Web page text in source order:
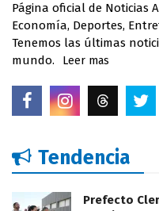
Página oficial de Noticias
Economía, Deportes,
Tenemos las últimas
mundo.
Leer mas
Tendencia
Prefecto